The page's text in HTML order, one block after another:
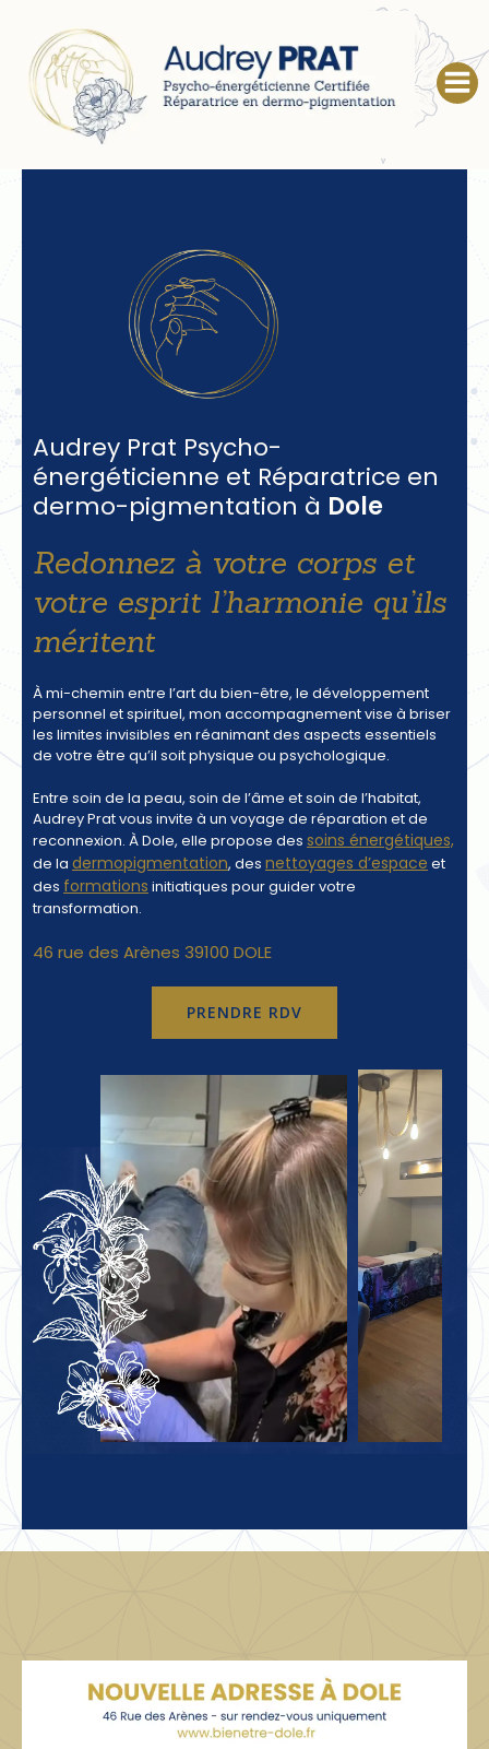
contenu
Audrey Prat Psycho-
énergéticienne et Réparatrice en
dermo-pigmentation à Dole
Redonnez à votre corps et
votre esprit l’harmonie qu’ils
méritent
À mi-chemin entre l’art du bien-être, le développement
personnel et spirituel, mon accompagnement vise à briser
les limites invisibles en réanimant des aspects essentiels
de votre être qu’il soit physique ou psychologique.
Entre soin de la peau, soin de l’âme et soin de l’habitat,
Audrey Prat vous invite à un voyage de réparation et de
reconnexion. À Dole, elle propose des soins énergétiques,
de la dermopigmentation, des nettoyages d’espace et
des formations initiatiques pour guider votre
transformation.
46 rue des Arènes 39100 DOLE
PRENDRE RDV